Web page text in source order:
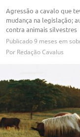
Agressão a cavalo que
mudança na legislação;
contra animais silvestres
Publicado9 meses em
Por Redação Cavalus